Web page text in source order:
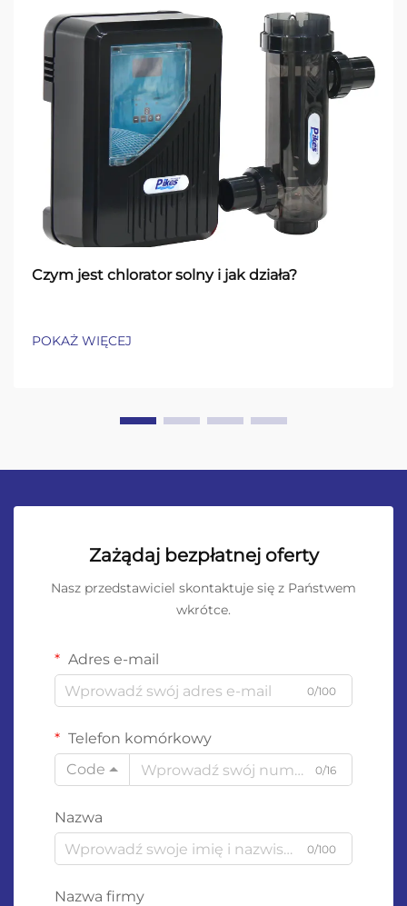
Czym jest chlorator solny i jak działa?
POKAŻ WIĘCEJ
Zażądaj bezpłatnej oferty
Nasz przedstawiciel skontaktuje się z Państwem
wkrótce.
Adres e-mail
0/100
Telefon komórkowy
Code
0/16
Nazwa
0/100
Nazwa firmy